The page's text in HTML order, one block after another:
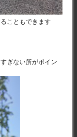
こともできます
ぎない所がポイン